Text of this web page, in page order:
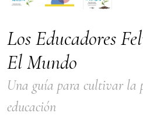
Los Educadores
El Mundo
Una guía para cultivar la
educación